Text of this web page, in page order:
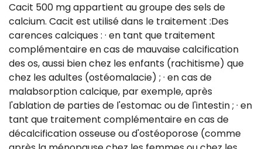
Cacit 500 mg appartient au groupe des sels de
calcium. Cacit est utilisé dans le traitement :Des
carences calciques : · en tant que traitement
complémentaire en cas de mauvaise calcification
des os, aussi bien chez les enfants (rachitisme) que
chez les adultes (ostéomalacie) ; · en cas de
malabsorption calcique, par exemple, après
l'ablation de parties de l'estomac ou de l'intestin ; · en
tant que traitement complémentaire en cas de
décalcification osseuse ou d'ostéoporose (comme